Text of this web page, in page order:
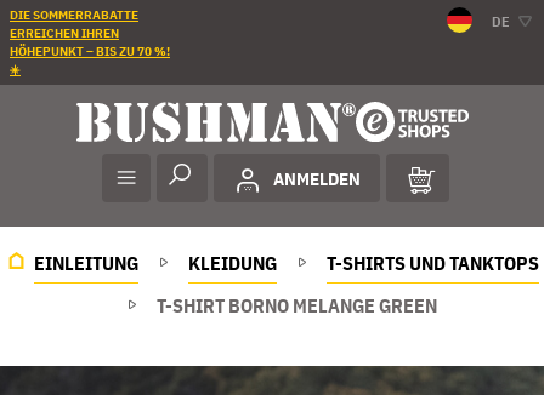
DIE SOMMERRABATTE
ERREICHEN IHREN
HÖHEPUNKT – BIS ZU 70 %!
☀️
DE
ANMELDEN
EINLEITUNG KLEIDUNG
T-SHIRTS UND TANKTOPS
T-SHIRT BORNO MELANGE GREEN